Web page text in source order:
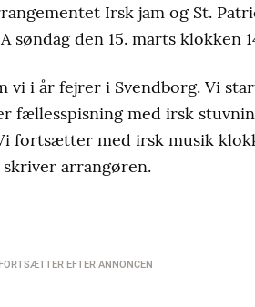
Irsk jam og St.
søndag den 15. marts klokken
vi i år fejrer i Svendborg. Vi
fællesspisning med irsk
fortsætter med irsk musik
arrangøren.
EFTER ANNONCEN